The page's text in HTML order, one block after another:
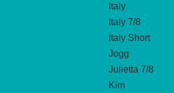
Italy
Italy 7/8
Italy Short
Jogg
Julietta 7/8
Kim